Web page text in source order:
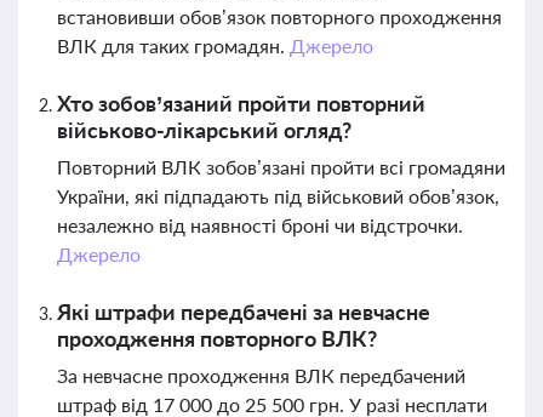
встановивши обов’язок повторного проходження
ВЛК для таких громадян. Джерело
Хто зобов’язаний пройти повторний
військово-лікарський огляд?
Повторний ВЛК зобов’язані пройти всі громадяни
України, які підпадають під військовий обов’язок,
незалежно від наявності броні чи відстрочки.
Джерело
Які штрафи передбачені за невчасне
проходження повторного ВЛК?
За невчасне проходження ВЛК передбачений
штраф від 17 000 до 25 500 грн. У разі несплати